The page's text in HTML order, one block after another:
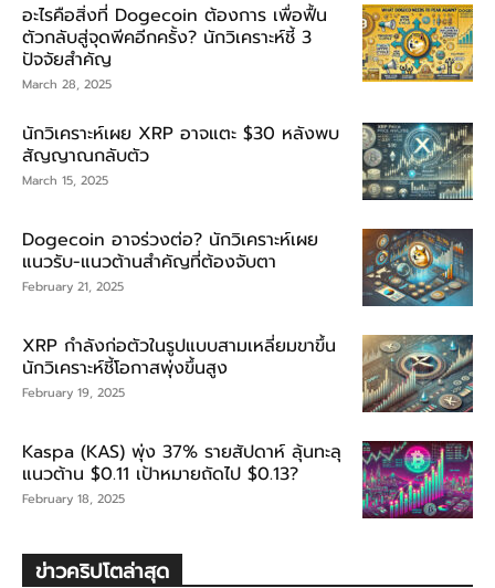
อะไรคือสิ่งที่ Dogecoin ต้องการ เพื่อฟื้น
ตัวกลับสู่จุดพีคอีกครั้ง? นักวิเคราะห์ชี้ 3
ปัจจัยสำคัญ
March 28, 2025
นักวิเคราะห์เผย XRP อาจแตะ $30 หลังพบ
สัญญาณกลับตัว
March 15, 2025
Dogecoin อาจร่วงต่อ? นักวิเคราะห์เผย
แนวรับ-แนวต้านสำคัญที่ต้องจับตา
February 21, 2025
XRP กำลังก่อตัวในรูปแบบสามเหลี่ยมขาขึ้น
นักวิเคราะห์ชี้โอกาสพุ่งขึ้นสูง
February 19, 2025
Kaspa (KAS) พุ่ง 37% รายสัปดาห์ ลุ้นทะลุ
แนวต้าน $0.11 เป้าหมายถัดไป $0.13?
February 18, 2025
ข่าวคริปโตล่าสุด